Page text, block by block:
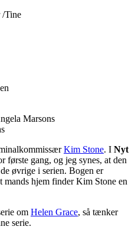
Kim Stone. I Nyt
første gang, og jeg synes, at den
øvrige i serien. Bogen er
mands hjem finder Kim Stone en
om Helen Grace, så tænker
serie.